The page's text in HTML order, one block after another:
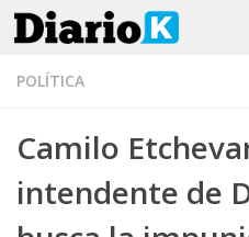
Saltar al contenido
POLÍTICA
Camilo
intendente de